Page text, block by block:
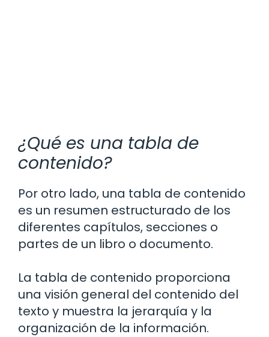
¿Qué es una tabla de
contenido?
Por otro lado, una tabla de contenido
es un resumen estructurado de los
diferentes capítulos, secciones o
partes de un libro o documento.
La tabla de contenido proporciona
una visión general del contenido del
texto y muestra la jerarquía y la
organización de la información.